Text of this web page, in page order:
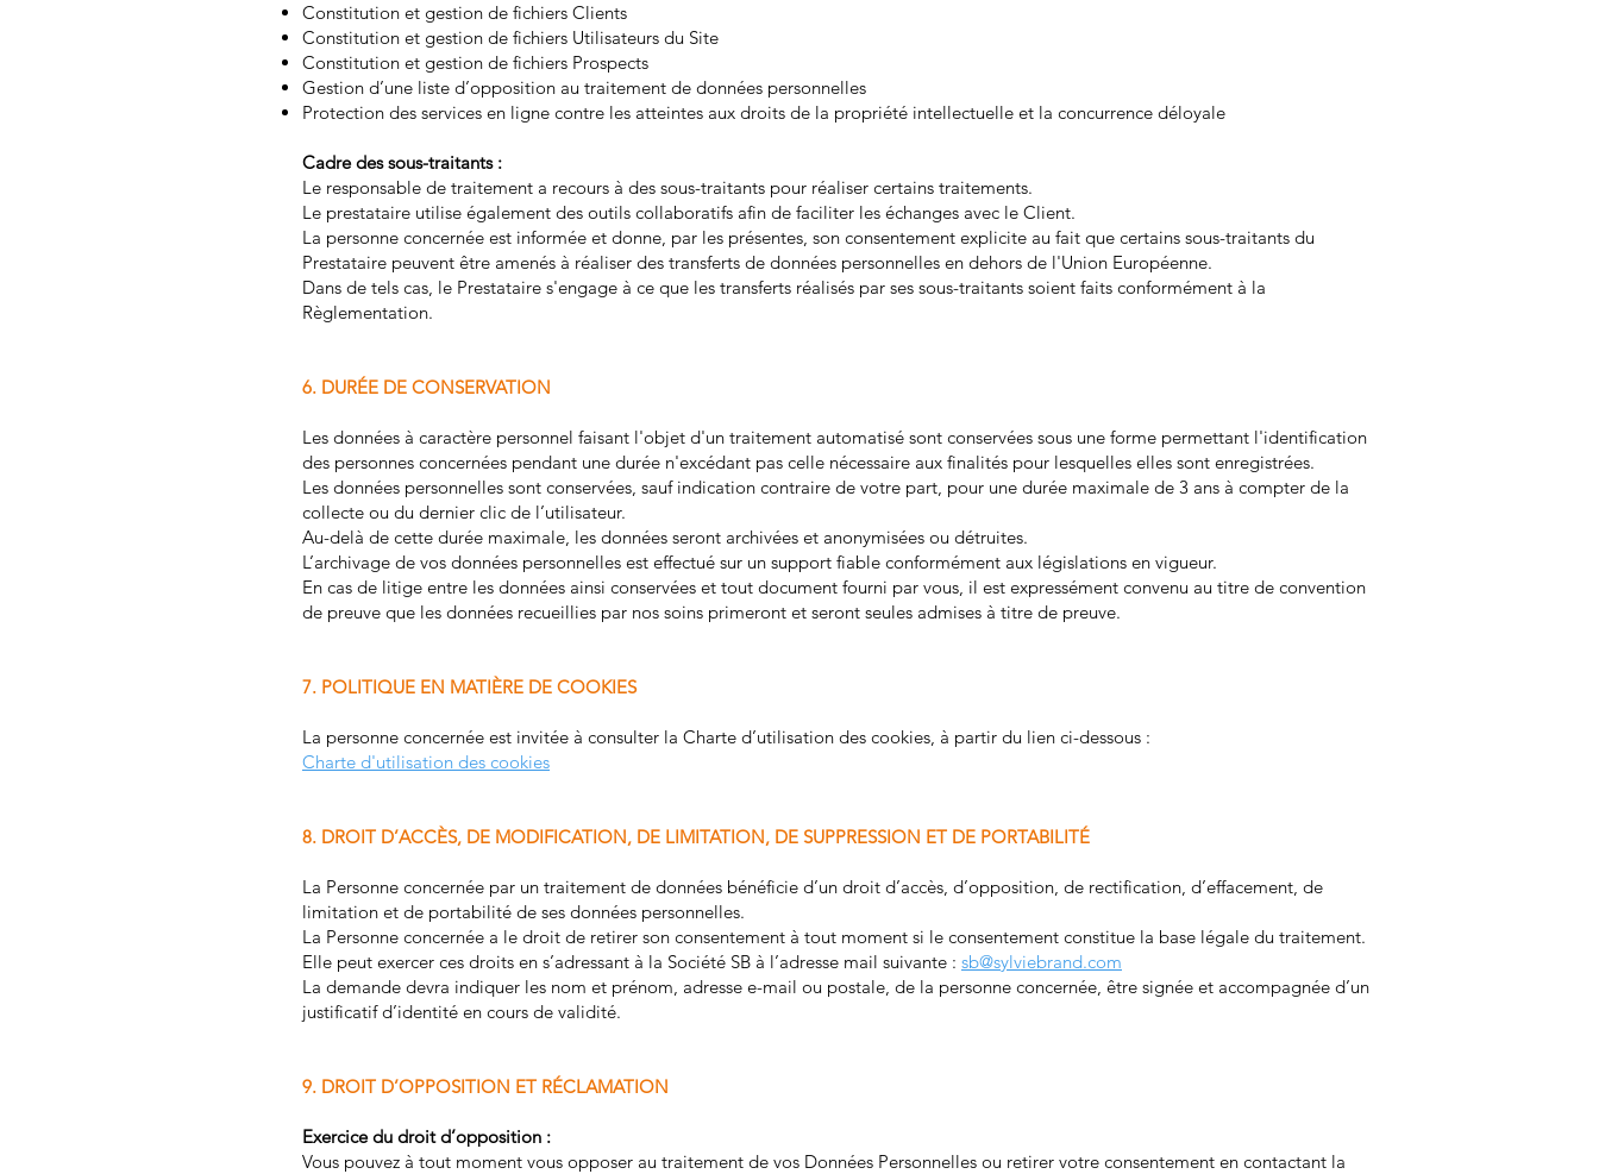
Constitution et gestion de fichiers Clients
Constitution et gestion de fichiers Utilisateurs du Site
Constitution et gestion de fichiers Prospects
Gestion d’une liste d’opposition au traitement de données personnelles
Protection des services en ligne contre les atteintes aux droits de la propriété intellectuelle et la concurrence déloyale
Cadre des sous-traitants :
Le responsable de traitement a recours à des sous-traitants pour réaliser certains traitements.
Le prestataire utilise également des outils collaboratifs afin de faciliter les échanges avec le Client.
La personne concernée est informée et donne, par les présentes, son consentement explicite au fait que certains sous-traitants du
Prestataire peuvent être amenés à réaliser des transferts de données personnelles en dehors de l'Union Européenne.
Dans de tels cas, le Prestataire s'engage à ce que les transferts réalisés par ses sous-traitants soient faits conformément à la
Règlementation.
6. DURÉE DE CONSERVATION
Les données à caractère personnel faisant l'objet d'un traitement automatisé sont conservées sous une forme permettant l'identification
des personnes concernées pendant une durée n'excédant pas celle nécessaire aux finalités pour lesquelles elles sont enregistrées.
Les données personnelles sont conservées, sauf indication contraire de votre part, pour une durée maximale de 3 ans à compter de la
collecte ou du dernier clic de l’utilisateur.
Au-delà de cette durée maximale, les données seront archivées et anonymisées ou détruites.
L’archivage de vos données personnelles est effectué sur un support fiable conformément aux législations en vigueur.
En cas de litige entre les données ainsi conservées et tout document fourni par vous, il est expressément convenu au titre de convention
de preuve que les données recueillies par nos soins primeront et seront seules admises à titre de preuve.
7. POLITIQUE EN MATIÈRE DE COOKIES
La personne concernée est invitée à consulter la Charte d’utilisation des cookies, à partir du lien ci-dessous :
Charte d'utilisation des cookies
8. DROIT D’ACCÈS, DE MODIFICATION, DE LIMITATION, DE SUPPRESSION ET DE PORTABILITÉ
La Personne concernée par un traitement de données bénéficie d’un droit d’accès, d’opposition, de rectification, d’effacement, de
limitation et de portabilité de ses données personnelles.
La Personne concernée a le droit de retirer son consentement à tout moment si le consentement constitue la base légale du traitement.
Elle peut exercer ces droits en s’adressant à la Société SB à l’adresse mail suivante : sb@sylviebrand.com
La demande devra indiquer les nom et prénom, adresse e-mail ou postale, de la personne concernée, être signée et accompagnée d’un
justificatif d’identité en cours de validité.
9. DROIT D’OPPOSITION ET RÉCLAMATION
Exercice du droit d’opposition :
Vous pouvez à tout moment vous opposer au traitement de vos Données Personnelles ou retirer votre consentement en contactant la